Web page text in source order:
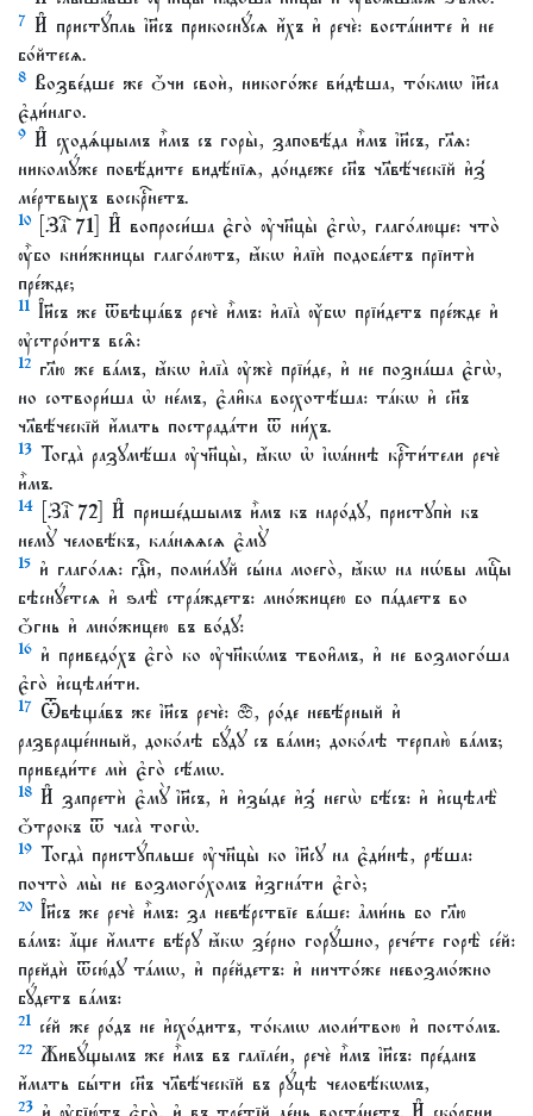
7 И҆ пристꙋ́пль і҆и҃съ прикоснꙋ́сѧ и҆́хъ и҆ речѐ: воста́ните и҆ не
бо́йтесѧ.
8 Возве́дше же ѻ҆́чи своѝ, никого́же ви́дѣша, то́кмѡ і҆и҃са
є҆ди́наго.
9 И҆ сходѧ́щымъ и҆̀мъ съ горы̀, заповѣ́да и҆̀мъ і҆и҃съ, гл҃ѧ:
никомꙋ́же повѣ́дите видѣ́нїѧ, до́ндеже сн҃ъ чл҃вѣ́ческїй и҆з̾
ме́ртвыхъ воскрⷭ҇нетъ.
10
[Заⷱ҇ 71] И҆ вопроси́ша є҆го̀ ᲂу҆чн҃цы̀ є҆гѡ̀, глаго́люще: что̀
ᲂу҆̀бо кни́жницы глаго́лютъ, ꙗ҆́кѡ и҆лїѝ подоба́етъ прїитѝ
пре́жде;
11 І҆и҃съ же ѿвѣща́въ речѐ и҆̀мъ: и҆лїа̀ ᲂу҆́бѡ прїи́детъ пре́жде и҆
ᲂу҆стро́итъ всѧ̑:
12 гл҃ю же ва́мъ, ꙗ҆́кѡ и҆лїа̀ ᲂу҆жѐ прїи́де, и҆ не позна́ша є҆гѡ̀,
но сотвори́ша ѡ҆ не́мъ, є҆ли̑ка восхотѣ́ша: та́кѡ и҆ сн҃ъ
чл҃вѣ́ческїй и҆́мать пострада́ти ѿ ни́хъ.
13 Тогда̀ разꙋмѣ́ша ᲂу҆чн҃цы̀, ꙗ҆́кѡ ѡ҆ і҆ѡа́ннѣ крⷭ҇ти́тели речѐ
и҆̀мъ.
14
[Заⷱ҇ 72] И҆ прише́дшымъ и҆̀мъ къ наро́дꙋ, пристꙋпѝ къ
немꙋ̀ человѣ́къ, кла́нѧѧсѧ є҆мꙋ̀
15 и҆ глаго́лѧ: гдⷭ҇и, поми́лꙋй сы́на моего̀, ꙗ҆́кѡ на нѡ́вы мцⷭ҇ы
бѣснꙋ́етсѧ и҆ ѕлѣ̀ стра́ждетъ: мно́жицею бо па́даетъ во
ѻ҆́гнь и҆ мно́жицею въ во́дꙋ:
16 и҆ приведо́хъ є҆го̀ ко ᲂу҆чн҃кѡ́мъ твои̑мъ, и҆ не возмого́ша
є҆го̀ и҆сцѣли́ти.
17 Ѿвѣща́въ же і҆и҃съ речѐ: ѽ, ро́де невѣ́рный и҆
развраще́нный, доко́лѣ бꙋ́дꙋ съ ва́ми; доко́лѣ терплю̀ ва́мъ;
приведи́те мѝ є҆го̀ сѣ́мѡ.
18 И҆ запретѝ є҆мꙋ̀ і҆и҃съ, и҆ и҆зы́де и҆з̾ негѡ̀ бѣ́съ: и҆ и҆сцѣлѣ̀
ѻ҆́трокъ ѿ часа̀ тогѡ̀.
19 Тогда̀ пристꙋ́пльше ᲂу҆чн҃цы̀ ко і҆и҃сꙋ на є҆ди́нѣ, рѣ́ша:
почто̀ мы̀ не возмого́хомъ и҆згна́ти є҆го̀;
20 І҆и҃съ же речѐ и҆̀мъ: за невѣ́рствїе ва́ше: а҆ми́нь бо гл҃ю
ва́мъ: а҆́ще и҆́мате вѣ́рꙋ ꙗ҆́кѡ зе́рно горꙋ́шно, рече́те горѣ̀ се́й:
прейдѝ ѿсю́дꙋ та́мѡ, и҆ пре́йдетъ: и҆ ничто́же невозмо́жно
бꙋ́детъ ва́мъ:
21 се́й же ро́дъ не и҆схо́дитъ, то́кмѡ моли́твою и҆ посто́мъ.
22 Живꙋ́щымъ же и҆̀мъ въ галїле́и, речѐ и҆̀мъ і҆и҃съ: пре́данъ
и҆́мать бы́ти сн҃ъ чл҃вѣ́ческїй въ рꙋ́цѣ человѣ́кѡмъ,
23